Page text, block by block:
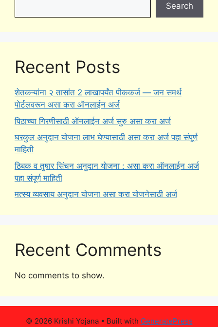
Search
Recent Posts
शेतकऱ्यांना २ तासांत 2 लाखापर्यंत पीककर्ज — जन समर्थ
पोर्टलवरून असा करा ऑनलाईन अर्ज
पिठाच्या गिरणीसाठी ऑनलाईन अर्ज सुरु असा करा अर्ज
घरकुल अनुदान योजना लाभ घेण्यासाठी असा करा अर्ज पहा संपूर्ण
माहिती
ठिबक व तुषार सिंचन अनुदान योजना : असा करा ऑनलाईन अर्ज
पहा संपूर्ण माहिती
मत्स्य व्यवसाय अनुदान योजना असा करा योजनेसाठी अर्ज
Recent Comments
No comments to show.
© 2026 Krishi Yojana• Built with GeneratePress